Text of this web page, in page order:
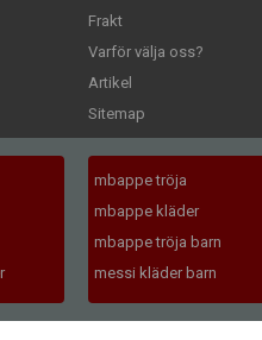
Frakt
Varför välja oss?
Artikel
Sitemap
mbappe tröja
mbappe kläder
mbappe tröja barn
messi kläder barn